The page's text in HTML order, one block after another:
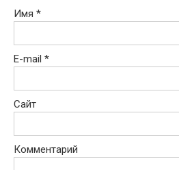
Имя *
E-mail *
Сайт
Комментарий